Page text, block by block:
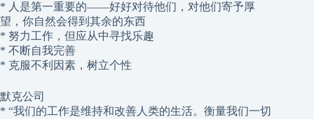
* 人是第一重要的——好好对待他们，对他们寄予厚
望，你自然会得到其余的东西
* 努力工作，但应从中寻找乐趣
* 不断自我完善
* 克服不利因素，树立个性
默克公司
* “我们的工作是维持和改善人类的生活。衡量我们一切